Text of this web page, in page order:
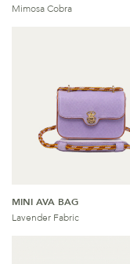
Mimosa Cobra
MINI AVA BAG
Lavender Fabric